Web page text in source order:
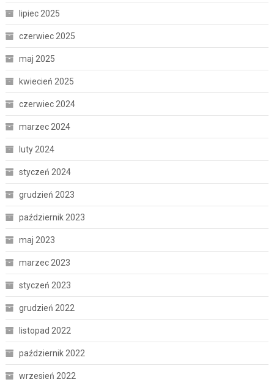
lipiec 2025
czerwiec 2025
maj 2025
kwiecień 2025
czerwiec 2024
marzec 2024
luty 2024
styczeń 2024
grudzień 2023
październik 2023
maj 2023
marzec 2023
styczeń 2023
grudzień 2022
listopad 2022
październik 2022
wrzesień 2022